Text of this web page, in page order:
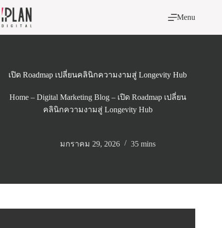
to
content
Menu
เปิด Roadmap เปลี่ยนคลินิกความงามสู่ Longevity Hub
Home– Digital Marketing Blog– เปิด Roadmap เปลี่ยน
คลินิกความงามสู่ Longevity Hub
มกราคม 29, 2026 35 mins